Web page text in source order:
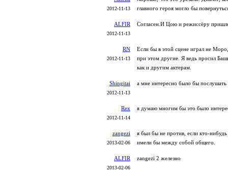
2012-11-13
главного героя могло бы
ALFIR
2012-11-13
Согласен.И Цою и режиссёру
RN
2012-11-13
Если бы в этой сцене играл не
при этом другие. Я ведь просил
как и другим актерам.
Shingitai
2012-11-13
а мне интересно было бы
Rex
2012-11-14
я думаю многим бы это было
zangezi
2013-02-06
я был бы не против, если кто-
имели бы между собой общего.
ALFIR
2013-02-06
zangezi 2 железно